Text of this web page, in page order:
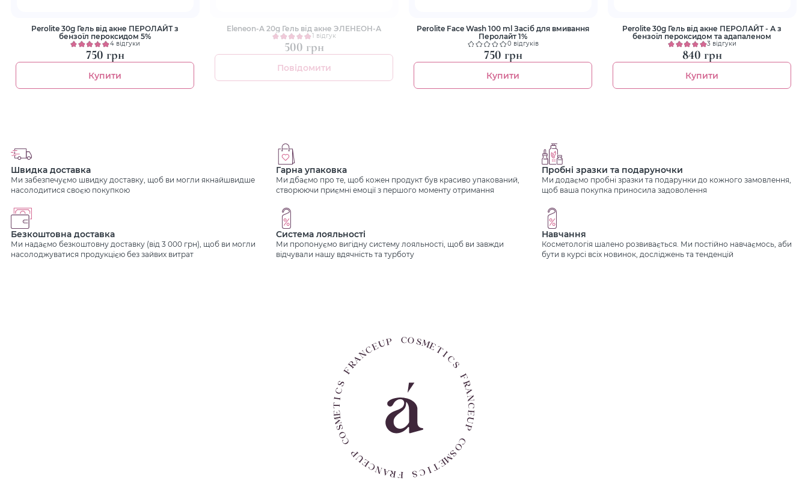
Perolite 30g Гель від акне ПЕРОЛАЙТ з
бензоїл пероксидом 5%
4 відгуки
750 грн
Купити
Eleneon-A 20g Гель від акне ЭЛЕНЕОН-А
1 відгук
500 грн
Повідомити
Perolite Face Wash 100 ml Засіб для вмивання
Перолайт 1%
0 відгуків
750 грн
Купити
Perolite 30g Гель від акне ПЕРОЛАЙТ - А з
бензоїл пероксидом та адапаленом
3 відгуки
840 грн
Купити
Швидка доставка
Ми забезпечуємо швидку доставку, щоб ви могли якнайшвидше
насолодитися своєю покупкою
Гарна упаковка
Ми дбаємо про те, щоб кожен продукт був красиво упакований,
створюючи приємні емоції з першого моменту отримання
Пробні зразки та подаруночки
Ми додаємо пробні зразки та подарунки до кожного замовлення,
щоб ваша покупка приносила задоволення
Безкоштовна доставка
Ми надаємо безкоштовну доставку (від 3 000 грн), щоб ви могли
насолоджуватися продукцією без зайвих витрат
Система лояльності
Ми пропонуємо вигідну систему лояльності, щоб ви завжди
відчували нашу вдячність та турботу
Навчання
Косметологія шалено розвивається. Ми постійно навчаємось, аби
бути в курсі всіх новинок, досліджень та тенденцій